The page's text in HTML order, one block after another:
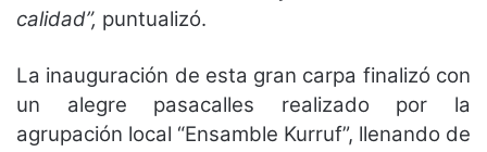
calidad”, puntualizó.
La inauguración de esta gran carpa finalizó con
un alegre pasacalles realizado por la
agrupación local “Ensamble Kurruf”, llenando de